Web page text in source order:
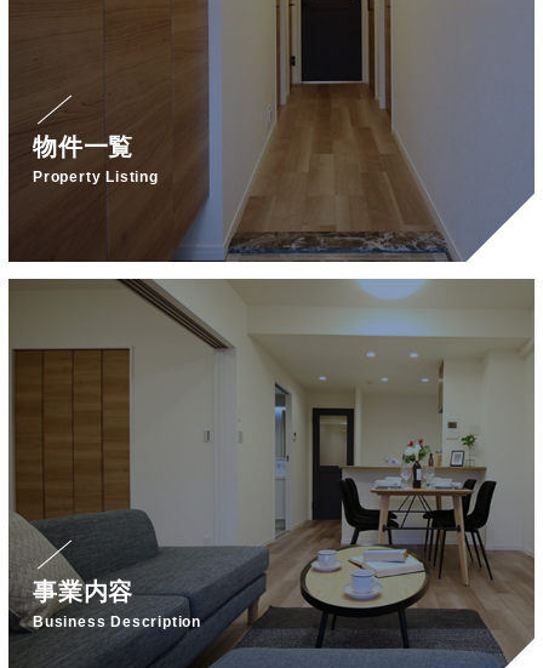
物件一覧
Property Listing
事業内容
Business Description